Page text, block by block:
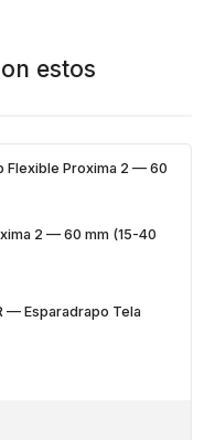
estos
Flexible Proxima 2 — 60
2 — 60 mm (15-40
— Esparadrapo Tela